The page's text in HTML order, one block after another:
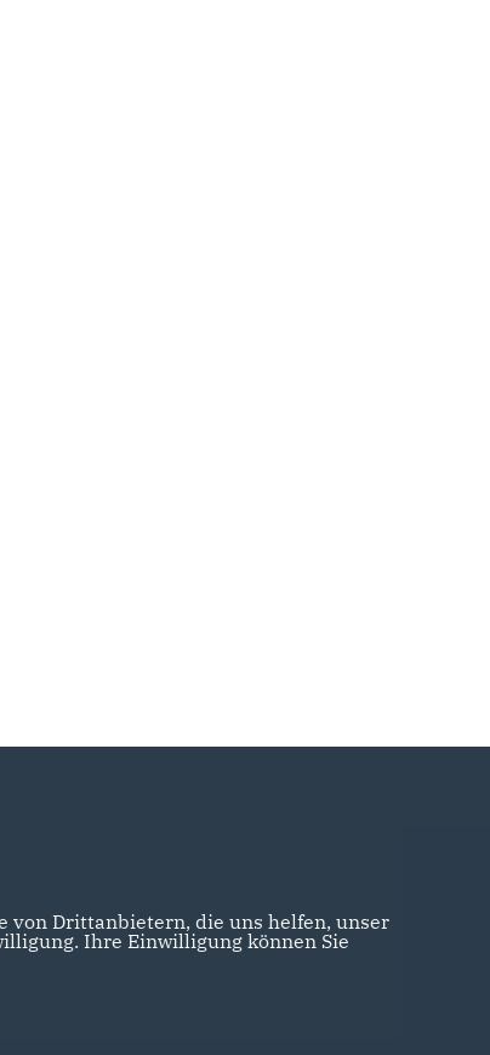
von Drittanbietern, die uns helfen, unser
Ihre Einwilligung können Sie